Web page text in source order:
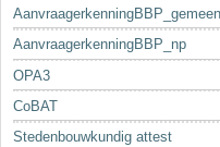
AanvraagerkenningBBP_np
OPA3
CoBAT
Stedenbouwkundig attest